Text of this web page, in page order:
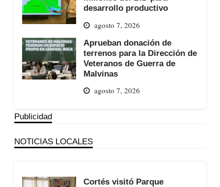
desarrollo productivo
agosto 7, 2026
Aprueban donación de
terrenos para la Dirección de
Veteranos de Guerra de
Malvinas
agosto 7, 2026
Publicidad
NOTICIAS LOCALES
Cortés visitó Parque